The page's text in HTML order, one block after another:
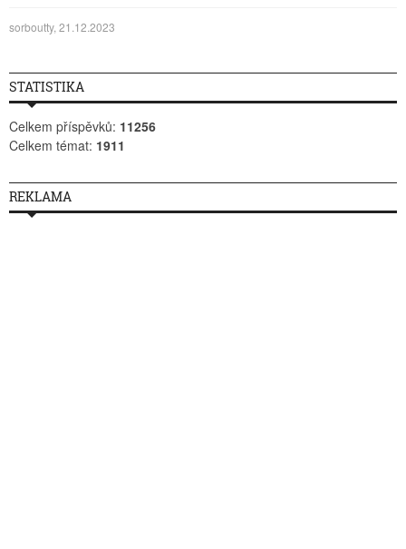
sorboutty, 21.12.2023
STATISTIKA
Celkem příspěvků: 11256
Celkem témat: 1911
REKLAMA